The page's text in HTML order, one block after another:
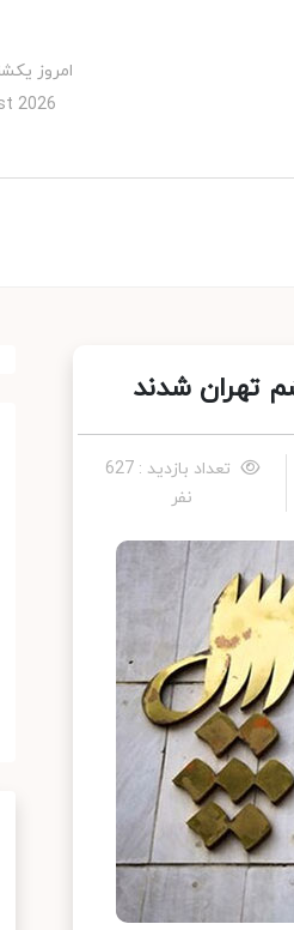
امروز یکشنبه 18 مرداد
2026
شدند
تعداد بازدید : 627
نفر